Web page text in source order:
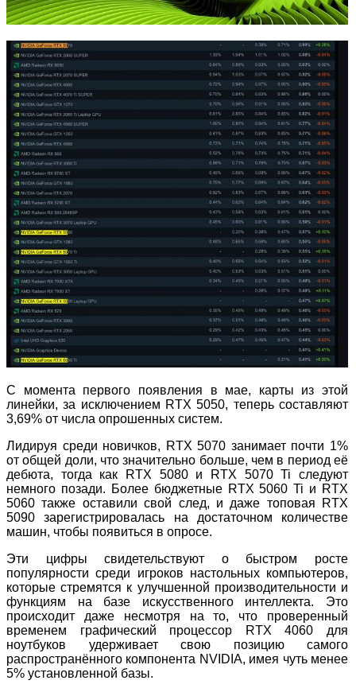
С момента первого появления в мае, карты из этой
линейки, за исключением RTX 5050, теперь составляют
3,69% от числа опрошенных систем.
Лидируя среди новичков, RTX 5070 занимает почти 1%
от общей доли, что значительно больше, чем в период её
дебюта, тогда как RTX 5080 и RTX 5070 Ti следуют
немного позади. Более бюджетные RTX 5060 Ti и RTX
5060 также оставили свой след, и даже топовая RTX
5090 зарегистрировалась на достаточном количестве
машин, чтобы появиться в опросе.
Эти цифры свидетельствуют о быстром росте
популярности среди игроков настольных компьютеров,
которые стремятся к улучшенной производительности и
функциям на базе искусственного интеллекта. Это
происходит даже несмотря на то, что проверенный
временем графический процессор RTX 4060 для
ноутбуков удерживает свою позицию самого
распространённого компонента NVIDIA, имея чуть менее
5% установленной базы.